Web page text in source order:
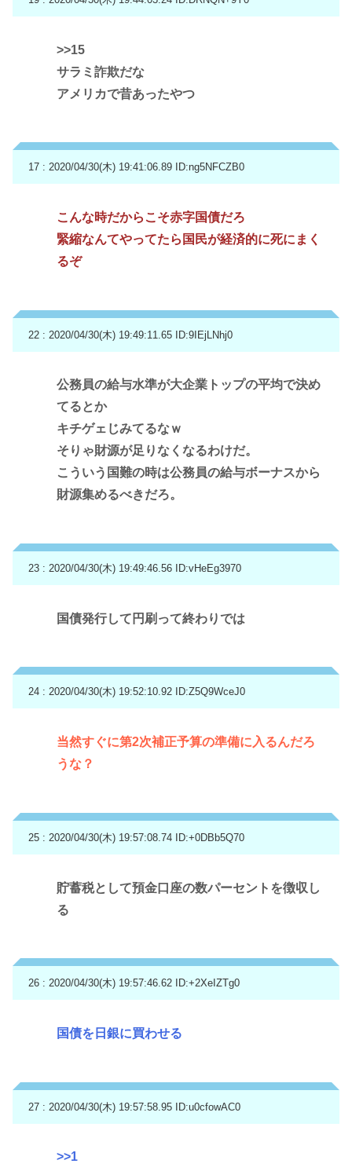
>>15
サラミ詐欺だな
アメリカで昔あったやつ
17 : 2020/04/30(木) 19:41:06.89 ID:ng5NFCZB0
こんな時だからこそ赤字国債だろ
緊縮なんてやってたら国民が経済的に死にまく
るぞ
22 : 2020/04/30(木) 19:49:11.65 ID:9IEjLNhj0
公務員の給与水準が大企業トップの平均で決め
てるとか
キチゲェじみてるなｗ
そりゃ財源が足りなくなるわけだ。
こういう国難の時は公務員の給与ボーナスから
財源集めるべきだろ。
23 : 2020/04/30(木) 19:49:46.56 ID:vHeEg3970
国債発行して円刷って終わりでは
24 : 2020/04/30(木) 19:52:10.92 ID:Z5Q9WceJ0
当然すぐに第2次補正予算の準備に入るんだろ
うな？
25 : 2020/04/30(木) 19:57:08.74 ID:+0DBb5Q70
貯蓄税として預金口座の数パーセントを徴収し
る
26 : 2020/04/30(木) 19:57:46.62 ID:+2XeIZTg0
国債を日銀に買わせる
27 : 2020/04/30(木) 19:57:58.95 ID:u0cfowAC0
>>1